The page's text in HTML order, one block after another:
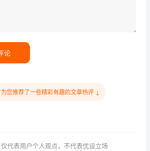
论
为您推荐了一些精彩有趣的文章热评 ↓
代表用户个人观点，不代表优设立场